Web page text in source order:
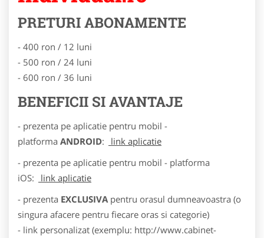
PRETURI ABONAMENTE
- 400 ron / 12 luni
- 500 ron / 24 luni
- 600 ron / 36 luni
BENEFICII SI AVANTAJE
- prezenta pe aplicatie pentru mobil -
platforma ANDROID:
link aplicatie
- prezenta pe aplicatie pentru mobil - platforma
iOS:
link aplicatie
- prezenta EXCLUSIVA pentru orasul dumneavoastra (o
singura afacere pentru fiecare oras si categorie)
- link personalizat (exemplu: http://www.cabinet-